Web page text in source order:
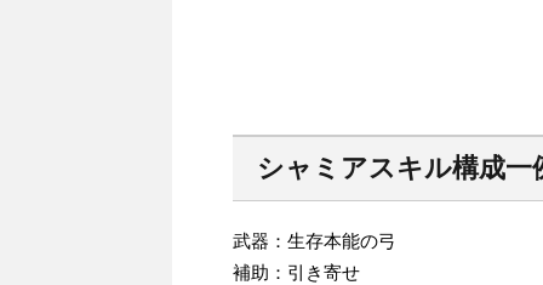
シャミアスキル構成一
武器：生存本能の弓
補助：引き寄せ